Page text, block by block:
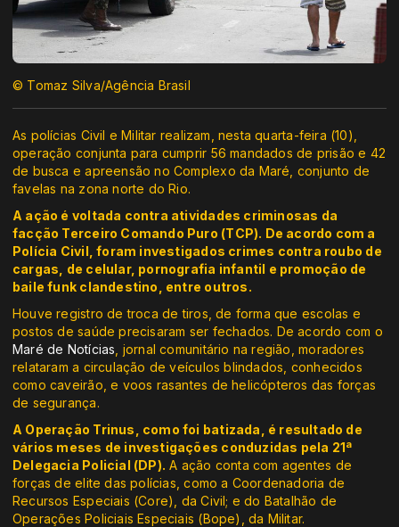
© Tomaz Silva/Agência Brasil
As polícias Civil e Militar realizam, nesta quarta-feira (10),
operação conjunta para cumprir 56 mandados de prisão e 42
de busca e apreensão no Complexo da Maré, conjunto de
favelas na zona norte do Rio.
A ação é voltada contra atividades criminosas da
facção Terceiro Comando Puro (TCP). De acordo com a
Polícia Civil, foram investigados crimes contra roubo de
cargas, de celular, pornografia infantil e promoção de
baile funk clandestino, entre outros.
Houve registro de troca de tiros, de forma que escolas e
postos de saúde precisaram ser fechados. De acordo com o
Maré de Notícias , jornal comunitário na região, moradores
relataram a circulação de veículos blindados, conhecidos
como caveirão, e voos rasantes de helicópteros das forças
de segurança.
A Operação Trinus, como foi batizada, é resultado de
vários meses de investigações conduzidas pela 21ª
Delegacia Policial (DP). A ação conta com agentes de
forças de elite das polícias, como a Coordenadoria de
Recursos Especiais (Core), da Civil; e do Batalhão de
Operações Policiais Especiais (Bope), da Militar.